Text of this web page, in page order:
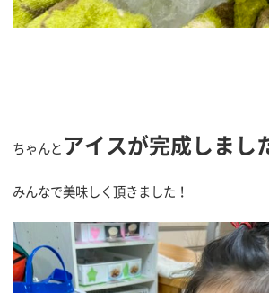
ちゃんとアイスが完成しまし
みんなで美味しく頂きました！